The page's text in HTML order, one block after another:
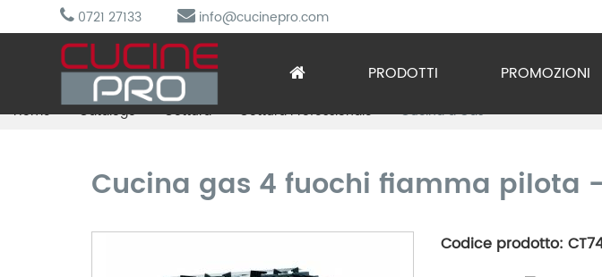
0721 27133 info@cucinepro.com
PRODOTTI
Arredo Inox
Attrezzature
PROMOZIONI
Home Catalogo Cottura Cottura Professionale Cucina a Gas
Cucina gas 4 fuochi fiamma pilota
Codice prodotto: